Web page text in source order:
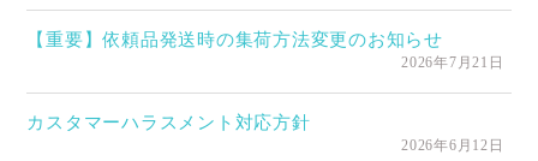
【重要】依頼品発送時の集荷方法変更のお知らせ
2026年7月21日
カスタマーハラスメント対応方針
2026年6月12日